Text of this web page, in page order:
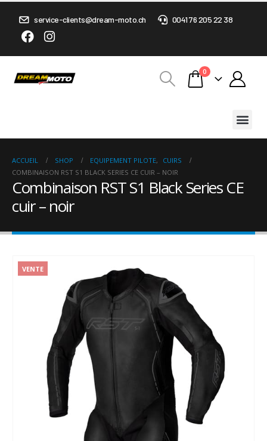
service-clients@dream-moto.ch 0041 76 205 22 38
0
ACCUEIL SHOP EQUIPEMENT PILOTE,
CUIRS
COMBINAISON RST S1 BLACK SERIES CE CUIR – NOIR
Combinaison RST S1 Black Series CE
cuir – noir
VENTE